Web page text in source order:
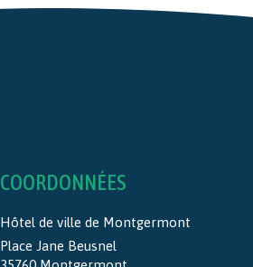
COORDONNÉES
Hôtel de ville de Montgermont
Place Jane Beusnel